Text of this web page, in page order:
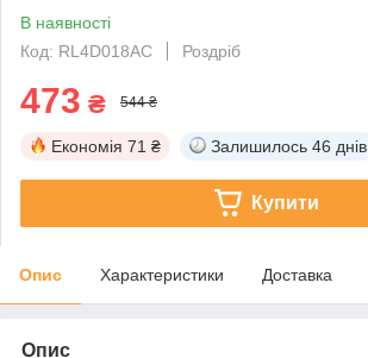
В наявності
Код: RL4D018AC
Роздріб
473 ₴ 544 ₴
Економія 71 ₴ Залишилось 46 днів
Купити
Опис Характеристики Доставка
Опис